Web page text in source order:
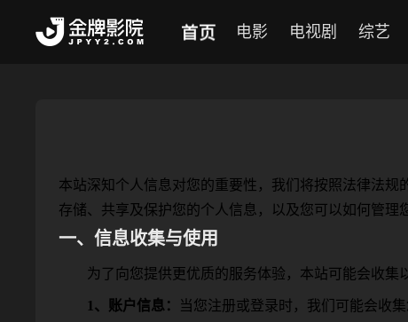
首页 电影 电视剧 综艺
本站深知个人信息对您的重要性，我们将按照法律法规
存储、共享及保护您的个人信息，以及您可以如何管理
一、信息收集与使用
为了向您提供更优质的服务体验，本站可能会收集
1、账户信息：
当您注册或登录时，我们可能会收